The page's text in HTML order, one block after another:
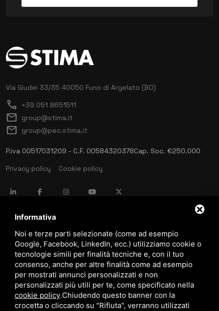
Via Giudei 33/35 40050 Funo di Argelato (BO)
call +39 051 8651511
mail group@stima.it
mail group@pec.stima.it
P.iva 00517031209 - C.F. 00584320378Cap. Soc. €250.000
Privacy policy
Cookie policy
language ITALIANO
download Catalogo Stima
download Politica qualità e sicurezza
Informativa
Noi e terze parti selezionate (come ad esempio
Google, Facebook, LinkedIn, ecc.) utilizziamo cookie o
tecnologie simili per finalità tecniche e, con il tuo
consenso, anche per altre finalità come ad esempio
per mostrati annunci personalizzati e non
personalizzati più utili per te, come specificato nella
cookie policy.Chiudendo questo banner con la
crocetta o cliccando su "Rifiuta", verranno utilizzati